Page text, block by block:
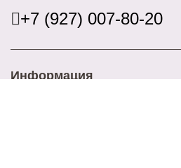
+7 (927) 007-80-20
Информация